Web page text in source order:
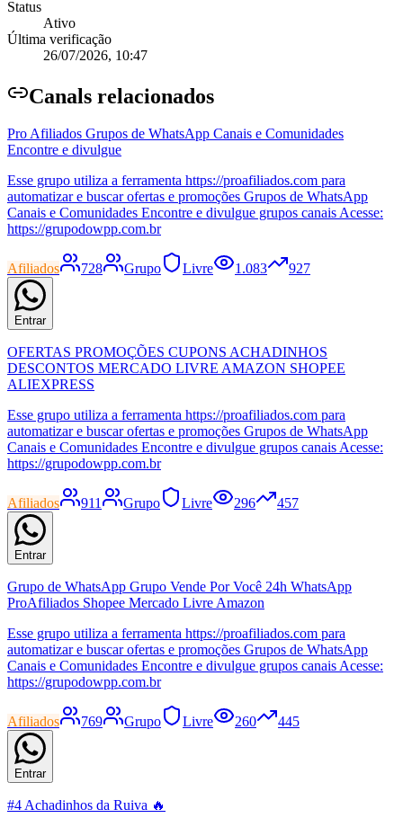
Status
Ativo
Última verificação
26/07/2026, 10:47
Canals relacionados
Pro Afiliados Grupos de WhatsApp Canais e Comunidades
Encontre e divulgue
Esse grupo utiliza a ferramenta https://proafiliados.com para
automatizar e buscar ofertas e promoções Grupos de WhatsApp
Canais e Comunidades Encontre e divulgue grupos canais Acesse:
https://grupodowpp.com.br
Afiliados 728 Grupo Livre 1.083 927
Entrar
OFERTAS PROMOÇÕES CUPONS ACHADINHOS
DESCONTOS MERCADO LIVRE AMAZON SHOPEE
ALIEXPRESS
Esse grupo utiliza a ferramenta https://proafiliados.com para
automatizar e buscar ofertas e promoções Grupos de WhatsApp
Canais e Comunidades Encontre e divulgue grupos canais Acesse:
https://grupodowpp.com.br
Afiliados 911 Grupo Livre 296 457
Entrar
Grupo de WhatsApp Grupo Vende Por Você 24h WhatsApp
ProAfiliados Shopee Mercado Livre Amazon
Esse grupo utiliza a ferramenta https://proafiliados.com para
automatizar e buscar ofertas e promoções Grupos de WhatsApp
Canais e Comunidades Encontre e divulgue grupos canais Acesse:
https://grupodowpp.com.br
Afiliados 769 Grupo Livre 260 445
Entrar
#4 Achadinhos da Ruiva 🔥